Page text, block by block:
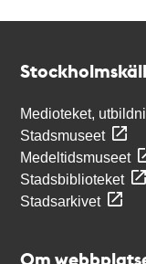
Medioteket,
Stadsmuseet
Medeltidsmuseet
Stadsbiblioteket
Stadsarkivet
Om